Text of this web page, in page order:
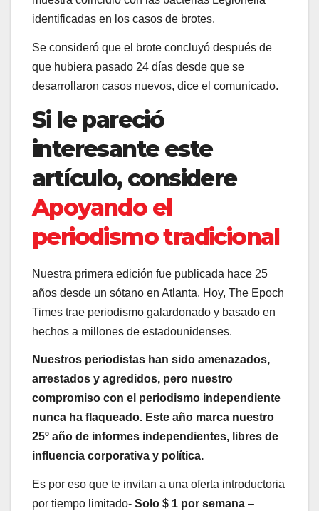
identificadas en los casos de brotes.
Se consideró que el brote concluyó después de
que hubiera pasado 24 días desde que se
desarrollaron casos nuevos, dice el comunicado.
Si le pareció
interesante este
artículo, considere
Apoyando el
periodismo tradicional
Nuestra primera edición fue publicada hace 25
años desde un sótano en Atlanta. Hoy, The Epoch
Times trae periodismo galardonado y basado en
hechos a millones de estadounidenses.
Nuestros periodistas han sido amenazados,
arrestados y agredidos, pero nuestro
compromiso con el periodismo independiente
nunca ha flaqueado. Este año marca nuestro
25º año de informes independientes, libres de
influencia corporativa y política.
Es por eso que te invitan a una oferta introductoria
por tiempo limitado- Solo $ 1 por semana –